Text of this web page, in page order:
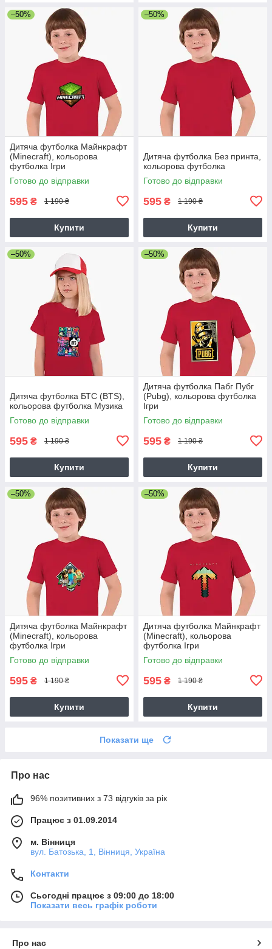
–50%
Дитяча футболка Майнкрафт
(Minecraft), кольорова
футболка Ігри
Готово до відправки
595 ₴ 1 190 ₴
Купити
–50%
Дитяча футболка Без принта,
кольорова футболка
Готово до відправки
595 ₴ 1 190 ₴
Купити
–50%
Дитяча футболка БТС (BTS),
кольорова футболка Музика
Готово до відправки
595 ₴ 1 190 ₴
Купити
–50%
Дитяча футболка Пабг Пубг
(Pubg), кольорова футболка
Ігри
Готово до відправки
595 ₴ 1 190 ₴
Купити
–50%
Дитяча футболка Майнкрафт
(Minecraft), кольорова
футболка Ігри
Готово до відправки
595 ₴ 1 190 ₴
Купити
–50%
Дитяча футболка Майнкрафт
(Minecraft), кольорова
футболка Ігри
Готово до відправки
595 ₴ 1 190 ₴
Купити
Показати ще
Про нас
96% позитивних з 73 відгуків за рік
Працює з 01.09.2014
м. Вінниця
вул. Батозька, 1, Вінниця, Україна
Контакти
Сьогодні працює з 09:00 до 18:00
Показати весь графік роботи
Про нас